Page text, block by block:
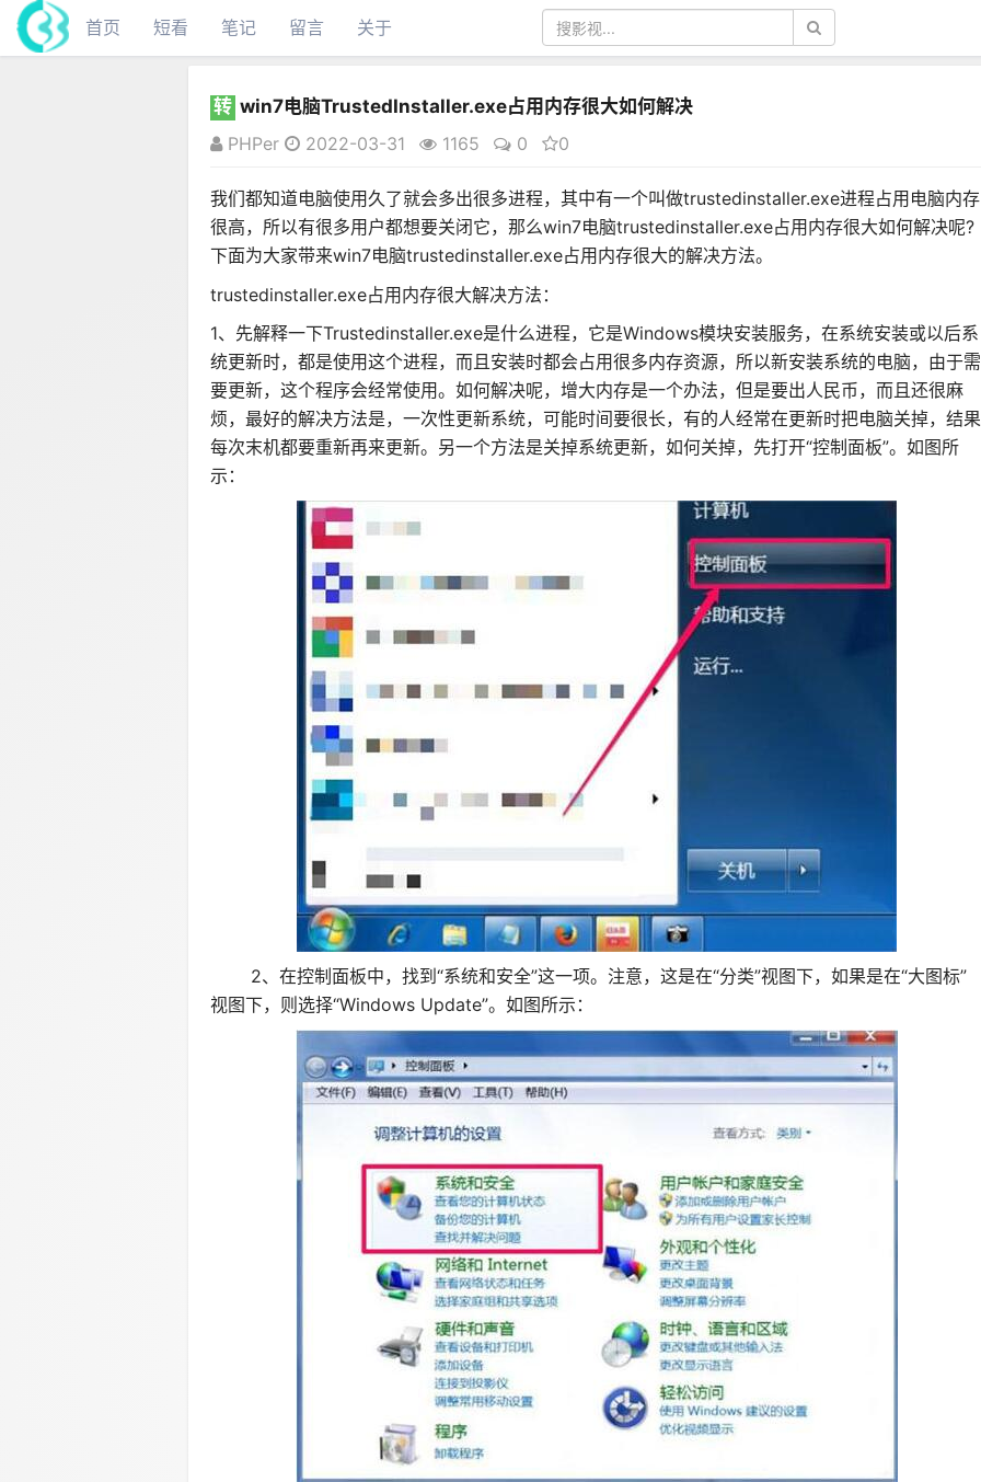
首页 短看 笔记 留言 关于
转 win7电脑TrustedInstaller.exe占用内存很大如何解决
PHPer
2022-03-31 1165 0 0
我们都知道电脑使用久了就会多出很多进程，其中有一个叫做trustedinstaller.exe进程占用电脑内存
很高，所以有很多用户都想要关闭它，那么win7电脑trustedinstaller.exe占用内存很大如何解决呢?
下面为大家带来win7电脑trustedinstaller.exe占用内存很大的解决方法。
trustedinstaller.exe占用内存很大解决方法：
1、先解释一下Trustedinstaller.exe是什么进程，它是Windows模块安装服务，在系统安装或以后系
统更新时，都是使用这个进程，而且安装时都会占用很多内存资源，所以新安装系统的电脑，由于需
要更新，这个程序会经常使用。如何解决呢，增大内存是一个办法，但是要出人民币，而且还很麻
烦，最好的解决方法是，一次性更新系统，可能时间要很长，有的人经常在更新时把电脑关掉，结果
每次末机都要重新再来更新。另一个方法是关掉系统更新，如何关掉，先打开“控制面板”。如图所
示：
2、在控制面板中，找到“系统和安全”这一项。注意，这是在“分类”视图下，如果是在“大图标”
视图下，则选择“Windows Update”。如图所示：